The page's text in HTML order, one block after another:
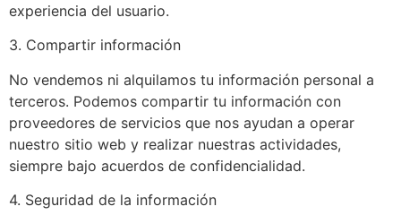
experiencia del usuario.
3. Compartir información
No vendemos ni alquilamos tu información personal a
terceros. Podemos compartir tu información con
proveedores de servicios que nos ayudan a operar
nuestro sitio web y realizar nuestras actividades,
siempre bajo acuerdos de confidencialidad.
4. Seguridad de la información